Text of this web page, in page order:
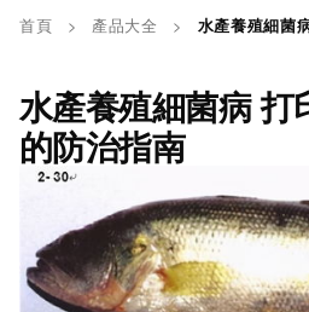
首頁 > 產品大全 > 水產養殖細菌
水產養殖細菌病 打
的防治指南